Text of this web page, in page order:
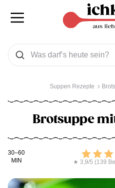
Was wollen Sie suchen
Suchen
Suppen Rezepte
Brotsuppe
Kochdauer
30–60
MIN
★ 3,9/5 (139